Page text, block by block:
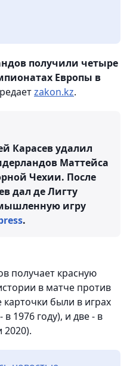
получили четыре
Европы в
zakon.kz.
Карасев удалил
Маттейса
Чехии. После
дал де Лигту
игру
.
получает красную
в матче против
были в играх
1976 году), и две - в
2020).